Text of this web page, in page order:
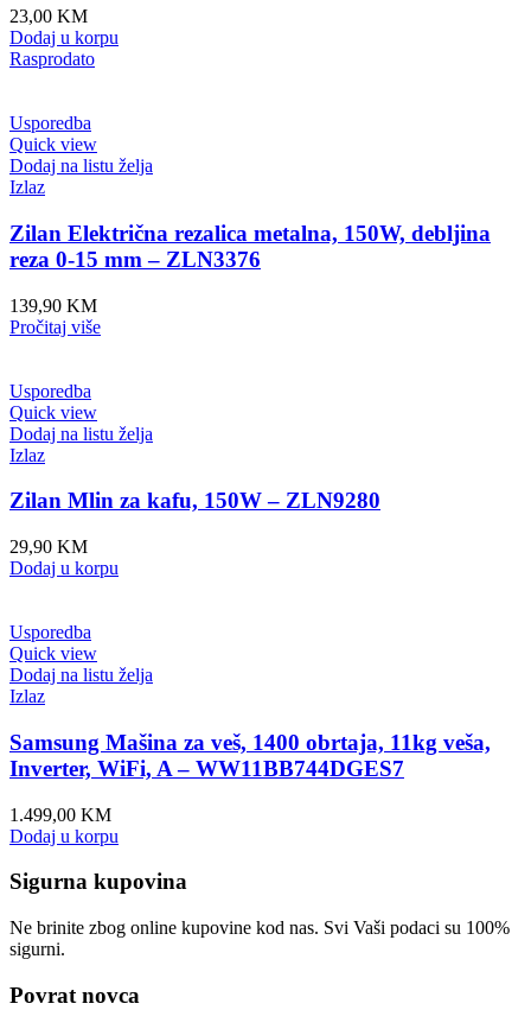
23,00 KM
Dodaj u korpu
Rasprodato
Usporedba
Quick view
Dodaj na listu želja
Izlaz
Zilan Električna rezalica metalna, 150W, debljina
reza 0-15 mm – ZLN3376
139,90 KM
Pročitaj više
Usporedba
Quick view
Dodaj na listu želja
Izlaz
Zilan Mlin za kafu, 150W – ZLN9280
29,90 KM
Dodaj u korpu
Usporedba
Quick view
Dodaj na listu želja
Izlaz
Samsung Mašina za veš, 1400 obrtaja, 11kg veša,
Inverter, WiFi, A – WW11BB744DGES7
1.499,00 KM
Dodaj u korpu
Sigurna kupovina
Ne brinite zbog online kupovine kod nas. Svi Vaši podaci su 100%
sigurni.
Povrat novca